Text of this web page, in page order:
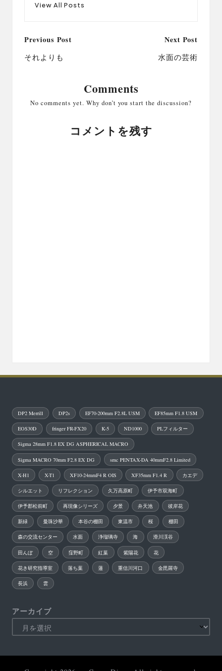
View All Posts
Post
navigation
Previous Post
それよりも
Next Post
水面の芸術
Comments
No comments yet. Why don’t you start the discussion?
コメントを残す
DP2 Merrill DP2s EF70-200mm F2.8L USM EF85mm F1.8 USM
EOS30D fringer FR-FX20 K-5 ND1000 PLフィルター
Sigma 28mm F1.8 EX DG ASPHERICAL MACRO
Sigma MACRO 70mm F2.8 EX DG smc PENTAX-DA 40mmF2.8 Limited
X-H1 X-T1 XF10-24mmF4 R OIS XF35mm F1.4 R カエデ
シルエット リフレクション 久万高原町 伊予市双海町
伊予郡松前町 再現像シリーズ 夕景 弁天池 彼岸花
新緑 曼珠沙華 本谷の棚田 東温市 桜 棚田
森の交流センター 水面 浄瑠璃寺 海 滑川渓谷
田んぼ 空 窪野町 紅葉 紫陽花 花
花き研究指導室 落ち葉 蓮 重信川河口 金毘羅寺
長浜 雲
アーカイブ